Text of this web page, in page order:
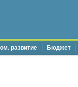
развитие Бюджет